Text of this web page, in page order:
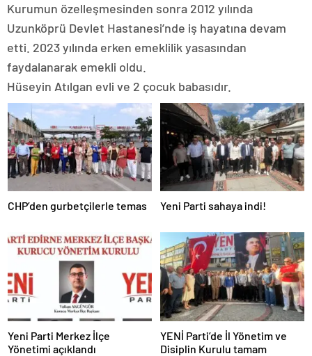
Kurumun özelleşmesinden sonra 2012 yılında
Uzunköprü Devlet Hastanesi’nde iş hayatına devam
etti. 2023 yılında erken emeklilik yasasından
faydalanarak emekli oldu.
Hüseyin Atılgan evli ve 2 çocuk babasıdır.
CHP’den gurbetçilerle temas Yeni Parti sahaya indi!
Yeni Parti Merkez İlçe
Yönetimi açıklandı
YENİ Parti’de İl Yönetim ve
Disiplin Kurulu tamam